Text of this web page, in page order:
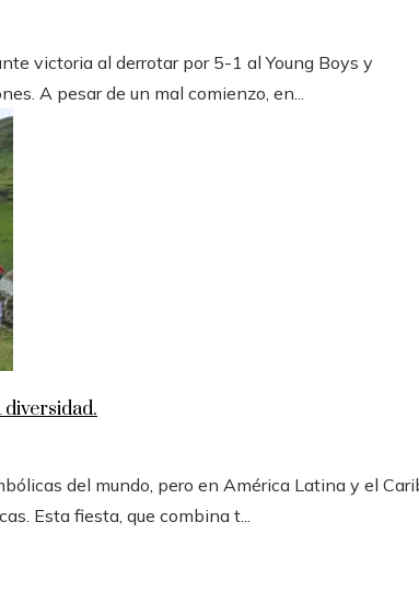
victoria al derrotar por 5-1 al Young Boys y
A pesar de un mal comienzo, en...
del mundo, pero en América Latina y el
Esta fiesta, que combina t...